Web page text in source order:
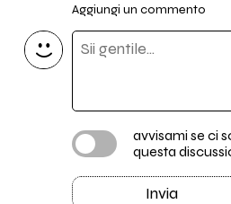
Aggiungi un commento
avvisami se ci
questa
Invia